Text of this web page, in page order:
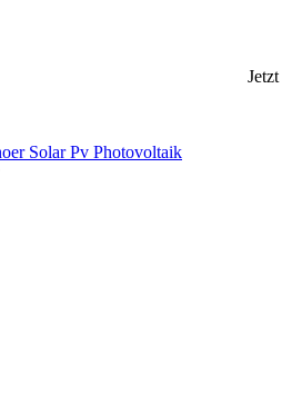
Jetzt